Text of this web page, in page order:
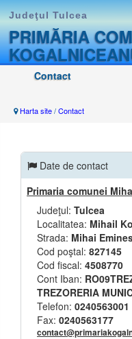
Judeţul Tulcea
PRIMĂRIA
Contact
Harta site/Contact
Date de contact
Primaria comunei
Judeţul: Tulcea
Localitatea: Mihail
Strada: Mihai
Cod poştal: 827145
Cod fiscal: 4508770
Cont Iban:
TREZORERIA
Telefon: 0240563001
Fax: 0240563177